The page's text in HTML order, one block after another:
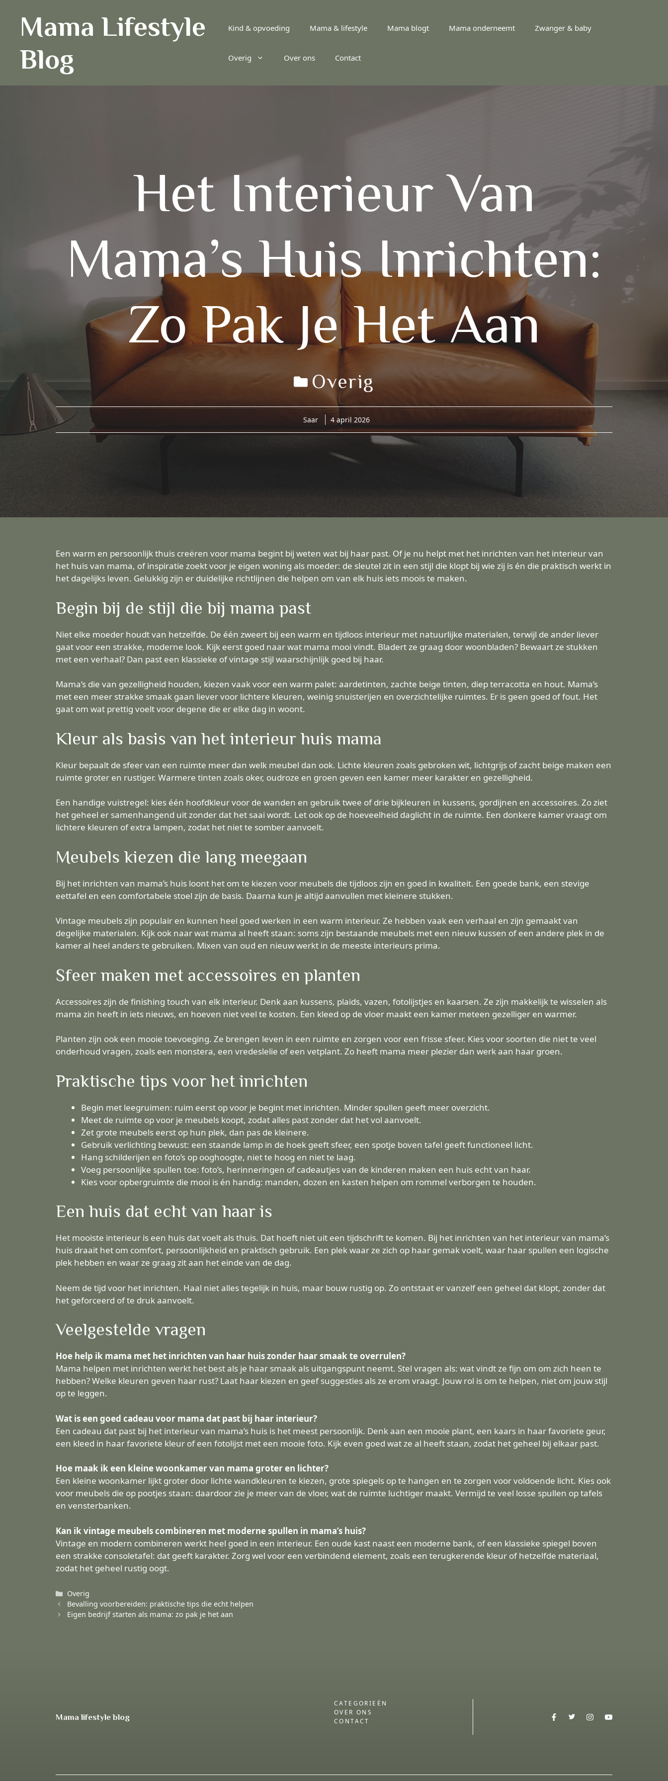
Mama Lifestyle
Blog
Kind & opvoeding Mama & lifestyle Mama blogt Mama onderneemt Zwanger & baby
Overig Over ons Contact
Het Interieur Van
Mama’s Huis Inrichten:
Zo Pak Je Het Aan
Overig
Saar 4 april 2026
Een warm en persoonlijk thuis creëren voor mama begint bij weten wat bij haar past. Of je nu helpt met het inrichten van het interieur van
het huis van mama, of inspiratie zoekt voor je eigen woning als moeder: de sleutel zit in een stijl die klopt bij wie zij is én die praktisch werkt in
het dagelijks leven. Gelukkig zijn er duidelijke richtlijnen die helpen om van elk huis iets moois te maken.
Begin bij de stijl die bij mama past
Niet elke moeder houdt van hetzelfde. De één zweert bij een warm en tijdloos interieur met natuurlijke materialen, terwijl de ander liever
gaat voor een strakke, moderne look. Kijk eerst goed naar wat mama mooi vindt. Bladert ze graag door woonbladen? Bewaart ze stukken
met een verhaal? Dan past een klassieke of vintage stijl waarschijnlijk goed bij haar.
Mama’s die van gezelligheid houden, kiezen vaak voor een warm palet: aardetinten, zachte beige tinten, diep terracotta en hout. Mama’s
met een meer strakke smaak gaan liever voor lichtere kleuren, weinig snuisterijen en overzichtelijke ruimtes. Er is geen goed of fout. Het
gaat om wat prettig voelt voor degene die er elke dag in woont.
Kleur als basis van het interieur huis mama
Kleur bepaalt de sfeer van een ruimte meer dan welk meubel dan ook. Lichte kleuren zoals gebroken wit, lichtgrijs of zacht beige maken een
ruimte groter en rustiger. Warmere tinten zoals oker, oudroze en groen geven een kamer meer karakter en gezelligheid.
Een handige vuistregel: kies één hoofdkleur voor de wanden en gebruik twee of drie bijkleuren in kussens, gordijnen en accessoires. Zo ziet
het geheel er samenhangend uit zonder dat het saai wordt. Let ook op de hoeveelheid daglicht in de ruimte. Een donkere kamer vraagt om
lichtere kleuren of extra lampen, zodat het niet te somber aanvoelt.
Meubels kiezen die lang meegaan
Bij het inrichten van mama’s huis loont het om te kiezen voor meubels die tijdloos zijn en goed in kwaliteit. Een goede bank, een stevige
eettafel en een comfortabele stoel zijn de basis. Daarna kun je altijd aanvullen met kleinere stukken.
Vintage meubels zijn populair en kunnen heel goed werken in een warm interieur. Ze hebben vaak een verhaal en zijn gemaakt van
degelijke materialen. Kijk ook naar wat mama al heeft staan: soms zijn bestaande meubels met een nieuw kussen of een andere plek in de
kamer al heel anders te gebruiken. Mixen van oud en nieuw werkt in de meeste interieurs prima.
Sfeer maken met accessoires en planten
Accessoires zijn de finishing touch van elk interieur. Denk aan kussens, plaids, vazen, fotolijstjes en kaarsen. Ze zijn makkelijk te wisselen als
mama zin heeft in iets nieuws, en hoeven niet veel te kosten. Een kleed op de vloer maakt een kamer meteen gezelliger en warmer.
Planten zijn ook een mooie toevoeging. Ze brengen leven in een ruimte en zorgen voor een frisse sfeer. Kies voor soorten die niet te veel
onderhoud vragen, zoals een monstera, een vredeslelie of een vetplant. Zo heeft mama meer plezier dan werk aan haar groen.
Praktische tips voor het inrichten
Begin met leegruimen: ruim eerst op voor je begint met inrichten. Minder spullen geeft meer overzicht.
Meet de ruimte op voor je meubels koopt, zodat alles past zonder dat het vol aanvoelt.
Zet grote meubels eerst op hun plek, dan pas de kleinere.
Gebruik verlichting bewust: een staande lamp in de hoek geeft sfeer, een spotje boven tafel geeft functioneel licht.
Hang schilderijen en foto’s op ooghoogte, niet te hoog en niet te laag.
Voeg persoonlijke spullen toe: foto’s, herinneringen of cadeautjes van de kinderen maken een huis echt van haar.
Kies voor opbergruimte die mooi is én handig: manden, dozen en kasten helpen om rommel verborgen te houden.
Een huis dat echt van haar is
Het mooiste interieur is een huis dat voelt als thuis. Dat hoeft niet uit een tijdschrift te komen. Bij het inrichten van het interieur van mama’s
huis draait het om comfort, persoonlijkheid en praktisch gebruik. Een plek waar ze zich op haar gemak voelt, waar haar spullen een logische
plek hebben en waar ze graag zit aan het einde van de dag.
Neem de tijd voor het inrichten. Haal niet alles tegelijk in huis, maar bouw rustig op. Zo ontstaat er vanzelf een geheel dat klopt, zonder dat
het geforceerd of te druk aanvoelt.
Veelgestelde vragen
Hoe help ik mama met het inrichten van haar huis zonder haar smaak te overrulen?
Mama helpen met inrichten werkt het best als je haar smaak als uitgangspunt neemt. Stel vragen als: wat vindt ze fijn om om zich heen te
hebben? Welke kleuren geven haar rust? Laat haar kiezen en geef suggesties als ze erom vraagt. Jouw rol is om te helpen, niet om jouw stijl
op te leggen.
Wat is een goed cadeau voor mama dat past bij haar interieur?
Een cadeau dat past bij het interieur van mama’s huis is het meest persoonlijk. Denk aan een mooie plant, een kaars in haar favoriete geur,
een kleed in haar favoriete kleur of een fotolijst met een mooie foto. Kijk even goed wat ze al heeft staan, zodat het geheel bij elkaar past.
Hoe maak ik een kleine woonkamer van mama groter en lichter?
Een kleine woonkamer lijkt groter door lichte wandkleuren te kiezen, grote spiegels op te hangen en te zorgen voor voldoende licht. Kies ook
voor meubels die op pootjes staan: daardoor zie je meer van de vloer, wat de ruimte luchtiger maakt. Vermijd te veel losse spullen op tafels
en vensterbanken.
Kan ik vintage meubels combineren met moderne spullen in mama’s huis?
Vintage en modern combineren werkt heel goed in een interieur. Een oude kast naast een moderne bank, of een klassieke spiegel boven
een strakke consoletafel: dat geeft karakter. Zorg wel voor een verbindend element, zoals een terugkerende kleur of hetzelfde materiaal,
zodat het geheel rustig oogt.
Categorieën
Overig
Bevalling voorbereiden: praktische tips die echt helpen
Eigen bedrijf starten als mama: zo pak je het aan
Mama lifestyle blog
CATEGORIEËN
OVER ONS
CONTACT